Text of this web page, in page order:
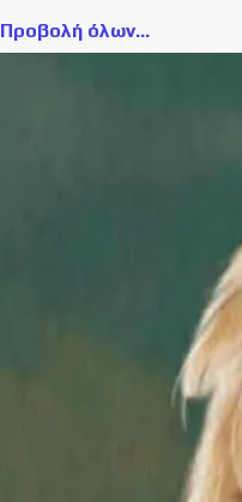
Προβολή όλων